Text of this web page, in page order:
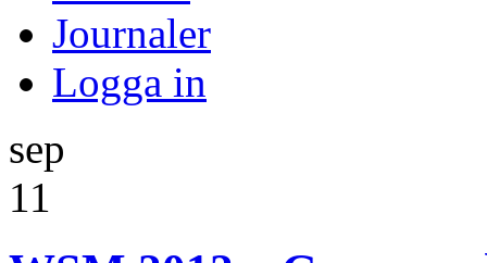
Journaler
Logga in
sep
11